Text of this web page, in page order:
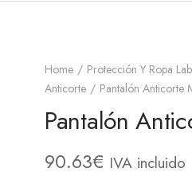
Home Protección Y Ropa
Anticorte
Pantalón Anticorte
Pantalón
90.63€ IVA incluido